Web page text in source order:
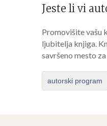
Jeste li vi
Promovišite vašu
ljubitelja knjiga.
savršeno mesto
autorski program